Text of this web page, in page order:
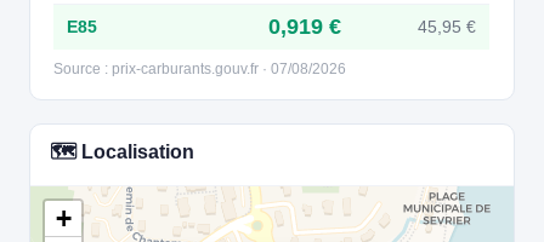
E85 0,919 € 45,95 €
Source : prix-carburants.gouv.fr · 07/08/2026
🗺️ Localisation
+